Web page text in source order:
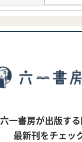
六一書房が出版す
最新刊をチェッ